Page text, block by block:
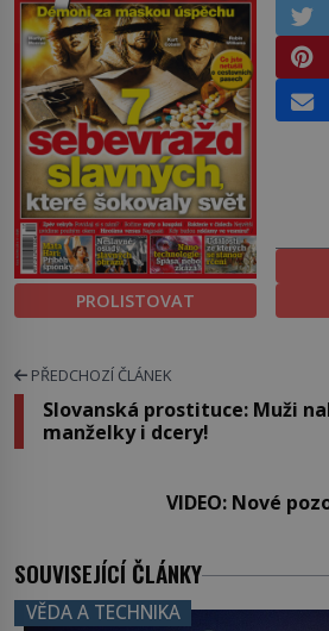
PROLISTOVAT
PŘEDCHOZÍ ČLÁNEK
Slovanská prostituce: Muži
manželky i dcery!
VIDEO: Nové
SOUVISEJÍCÍ ČLÁNKY
VĚDA A TECHNIKA